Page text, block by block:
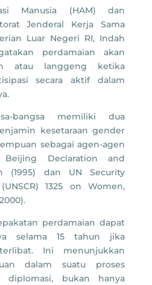
Manusia (HAM) dan
Jenderal Kerja Sama
Luar Negeri RI, Indah
perdamaian akan
atau langgeng ketika
secara aktif dalam
bangsa memiliki dua
kesetaraan gender
sebagai agen-agen
Beijing Declaration and
(1995) dan UN Security
1325 on Women,
perdamaian dapat
selama 15 tahun jika
Ini menunjukkan
dalam suatu proses
diplomasi, bukan hanya